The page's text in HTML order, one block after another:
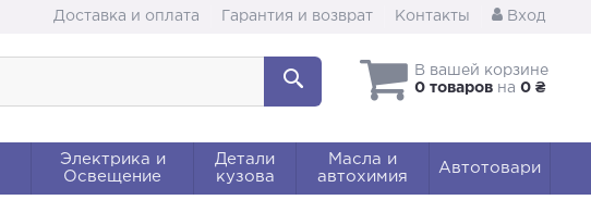
Доставка и оплата Гарантия и возврат Контакты Вход
В вашей корзине
0 товаров на 0 ₴
Электрика и
Освещение
Детали
кузова
Масла и
автохимия
Автотовари